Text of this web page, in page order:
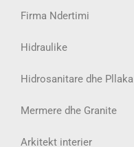
Firma Ndertimi
Hidraulike
Hidrosanitare dhe Pllaka
Mermere dhe Granite
Arkitekt interier